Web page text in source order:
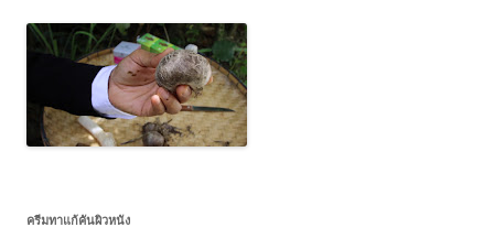
ครีมทาแก้คันผิวหนัง